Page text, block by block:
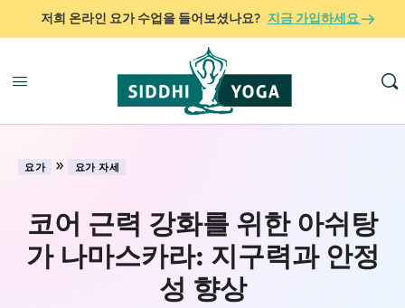
저희 온라인 요가 수업을 들어보셨나요? 지금 가입하세요
요가 » 요가 자세
코어 근력 강화를 위한 아쉬탕
가 나마스카라: 지구력과 안정
성 향상